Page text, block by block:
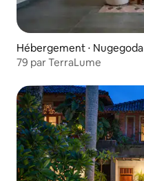
Hébergement ⋅ Nugegoda
79 par TerraLume